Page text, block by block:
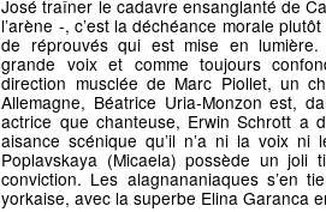
José traîner le cadavre ensanglanté de
l’arène -, c’est la déchéance morale
de réprouvés qui est mise en
grande voix et comme toujours
direction musclée de Marc Piollet, un
Allemagne, Béatrice Uria-Monzon est,
actrice que chanteuse, Erwin Schrott a
aisance scénique qu’il n’a ni la voix ni
Poplavskaya (Micaela) possède un joli
conviction. Les alagnananiaques s’en
yorkaise, avec la superbe Elina Garanca